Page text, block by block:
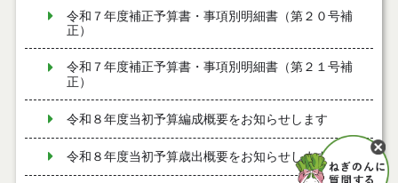
令和７年度補正予算書・事項別明細書（第２０号補
正）
令和７年度補正予算書・事項別明細書（第２１号補
正）
令和８年度当初予算編成概要をお知らせします
令和８年度当初予算歳出概要をお知らせします